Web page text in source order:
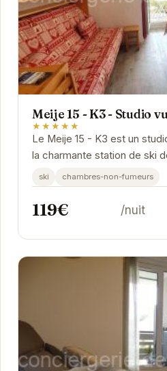
Meije 15 - K3 - Studio
★★★★★
Le Meije 15 - K3 est un
la charmante station de ski
une vue imprenable sur les
ski chambres-non-fumeurs
119€ /nuit